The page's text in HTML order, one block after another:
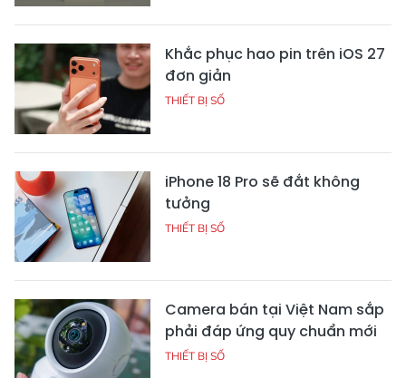
Khắc phục hao pin trên iOS 27
đơn giản
THIẾT BỊ SỐ
iPhone 18 Pro sẽ đắt không
tưởng
THIẾT BỊ SỐ
Camera bán tại Việt Nam sắp
phải đáp ứng quy chuẩn mới
THIẾT BỊ SỐ